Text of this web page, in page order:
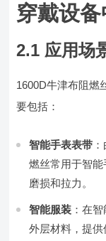
穿戴设备
2.1 应用场
1600D牛津布阻燃
要包括：
智能手表表带
燃丝常用于智
磨损和拉力。
智能服装 ：在
外层材料，提